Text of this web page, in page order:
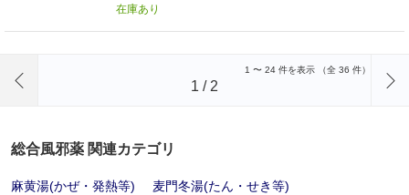
在庫あり
1 〜 24 件を表示 （全 36 件）
1 / 2
総合風邪薬 関連カテゴリ
麻黄湯(かぜ・発熱等)
麦門冬湯(たん・せき等)